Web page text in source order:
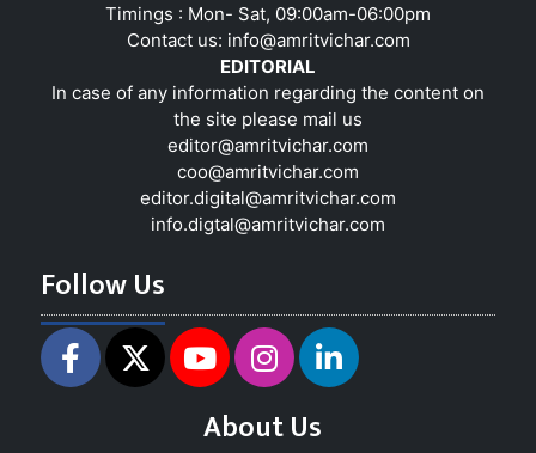
Timings : Mon- Sat, 09:00am-06:00pm
Contact us: info@amritvichar.com
EDITORIAL
In case of any information regarding the content on
the site please mail us
editor@amritvichar.com
coo@amritvichar.com
editor.digital@amritvichar.com
info.digtal@amritvichar.com
Follow Us
About Us